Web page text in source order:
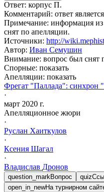
Ответ: корпус П.
Комментарий: ответ
Примечание: информация из
снят по апелляции.
Источники: http://
Автор: Иван Семушин
Внимание: вопрос был снят
Спорные: показать
Апелляции: показать
Фрегат "Паллада": синхрон
·
март 2020 г.
Апелляционное жюри
·
Руслан Хаиткулов
·
Ксения Шагал
·
Владислав Дронов
question_markВопрос quiz
open_in_newНа турнирном